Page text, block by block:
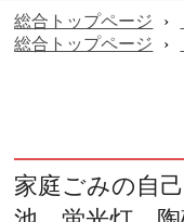
総合トップページ ›
総合トップページ
›
家庭ごみの自